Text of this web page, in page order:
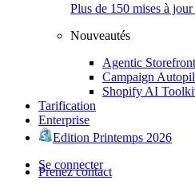
Plus de 150 mises à
Nouveautés
Agentic
Campaign
Shopify AI
Tarification
Enterprise
Edition Printemps 2026
Se connecter
Prenez contact